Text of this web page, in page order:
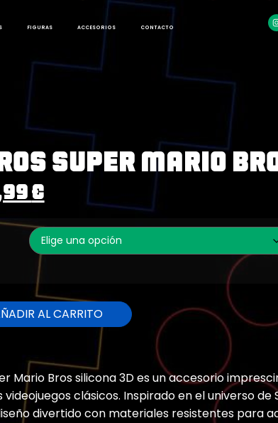
FIGURAS ACCESORIOS CONTACTO
Super Mario
€
AL CARRITO
Mario Bros silicona 3D es un accesorio
videojuegos clásicos. Inspirado en el universo
divertido con materiales resistentes para